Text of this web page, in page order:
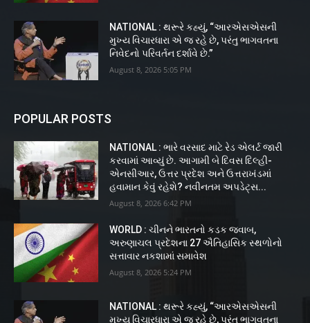
NATIONAL : થરૂરે કહ્યું, “આરએસએસની
મુખ્ય વિચારધારા એ જ રહે છે, પરંતુ ભાગવતના
નિવેદનો પરિવર્તન દર્શાવે છે.”
August 8, 2026 5:05 PM
POPULAR POSTS
NATIONAL : ભારે વરસાદ માટે રેડ એલર્ટ જારી
કરવામાં આવ્યું છે. આગામી બે દિવસ દિલ્હી-
એનસીઆર, ઉત્તર પ્રદેશ અને ઉત્તરાખંડમાં
હવામાન કેવું રહેશે? નવીનતમ અપડેટ્સ...
August 8, 2026 6:42 PM
WORLD : ચીનને ભારતનો કડક જવાબ,
અરુણાચલ પ્રદેશના 27 ઐતિહાસિક સ્થળોનો
સત્તાવાર નકશામાં સમાવેશ
August 8, 2026 5:24 PM
NATIONAL : થરૂરે કહ્યું, “આરએસએસની
મુખ્ય વિચારધારા એ જ રહે છે, પરંતુ ભાગવતના